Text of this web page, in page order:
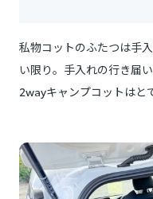
私物コットのふたつは手
い限り。手入れの行き届
2wayキャンプコットはと